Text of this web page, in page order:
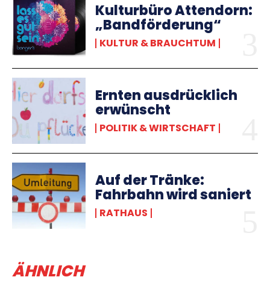
Kulturbüro Attendorn:
„Bandförderung“
KULTUR & BRAUCHTUM
Ernten ausdrücklich
erwünscht
POLITIK & WIRTSCHAFT
Auf der Tränke:
Fahrbahn wird saniert
RATHAUS
ÄHNLICH